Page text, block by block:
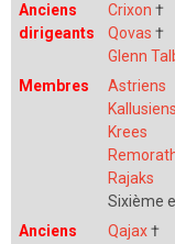
Anciens
dirigeants
Crixon †
Qovas †
Glenn
Membres
Astriens
Kallusiens
Krees
Rajaks
Sixième
Anciens
Qajax†